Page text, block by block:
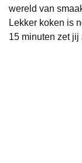
wereld van
Lekker koken is
15 minuten zet